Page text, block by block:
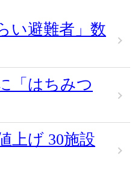
い避難者」数
「はちみつ
上げ 30施設